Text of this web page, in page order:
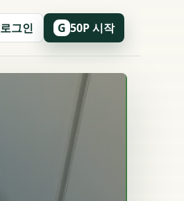
로그인 G 50P 시작